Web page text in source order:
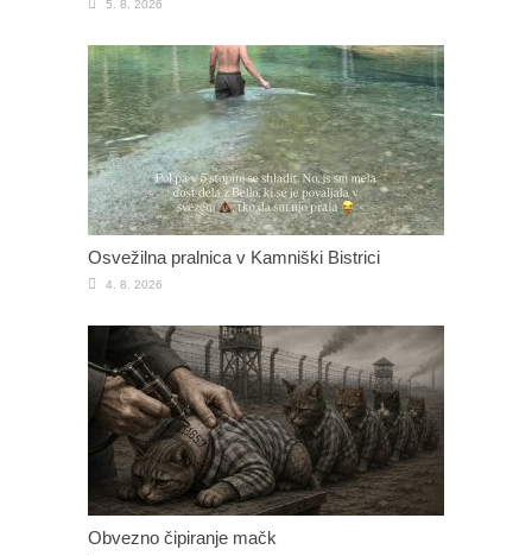
5. 8. 2026
Osvežilna pralnica v Kamniški Bistrici
4. 8. 2026
Obvezno čipiranje mačk